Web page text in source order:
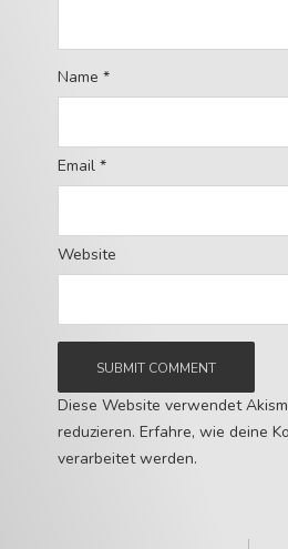
Name *
Email *
Website
Diese Website verwendet
reduzieren. Erfahre, wie deine
verarbeitet werden.